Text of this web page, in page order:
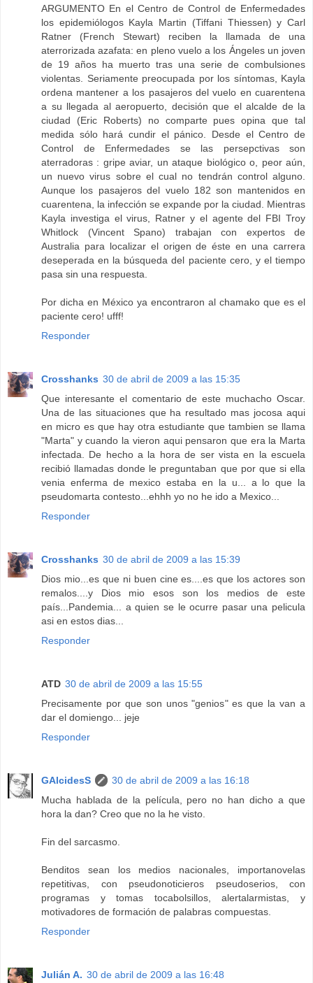
ARGUMENTO En el Centro de Control de Enfermedades
los epidemiólogos Kayla Martin (Tiffani Thiessen) y Carl
Ratner (French Stewart) reciben la llamada de una
aterrorizada azafata: en pleno vuelo a los Ángeles un joven
de 19 años ha muerto tras una serie de combulsiones
violentas. Seriamente preocupada por los síntomas, Kayla
ordena mantener a los pasajeros del vuelo en cuarentena
a su llegada al aeropuerto, decisión que el alcalde de la
ciudad (Eric Roberts) no comparte pues opina que tal
medida sólo hará cundir el pánico. Desde el Centro de
Control de Enfermedades se las persepctivas son
aterradoras : gripe aviar, un ataque biológico o, peor aún,
un nuevo virus sobre el cual no tendrán control alguno.
Aunque los pasajeros del vuelo 182 son mantenidos en
cuarentena, la infección se expande por la ciudad. Mientras
Kayla investiga el virus, Ratner y el agente del FBI Troy
Whitlock (Vincent Spano) trabajan con expertos de
Australia para localizar el origen de éste en una carrera
deseperada en la búsqueda del paciente cero, y el tiempo
pasa sin una respuesta.
Por dicha en México ya encontraron al chamako que es el
paciente cero! ufff!
Responder
Crosshanks 30 de abril de 2009 a las 15:35
Que interesante el comentario de este muchacho Oscar.
Una de las situaciones que ha resultado mas jocosa aqui
en micro es que hay otra estudiante que tambien se llama
"Marta" y cuando la vieron aqui pensaron que era la Marta
infectada. De hecho a la hora de ser vista en la escuela
recibió llamadas donde le preguntaban que por que si ella
venia enferma de mexico estaba en la u... a lo que la
pseudomarta contesto...ehhh yo no he ido a Mexico...
Responder
Crosshanks 30 de abril de 2009 a las 15:39
Dios mio...es que ni buen cine es....es que los actores son
remalos....y Dios mio esos son los medios de este
país...Pandemia... a quien se le ocurre pasar una pelicula
asi en estos dias...
Responder
ATD 30 de abril de 2009 a las 15:55
Precisamente por que son unos "genios" es que la van a
dar el domiengo... jeje
Responder
GAlcidesS
30 de abril de 2009 a las 16:18
Mucha hablada de la película, pero no han dicho a que
hora la dan? Creo que no la he visto.
Fin del sarcasmo.
Benditos sean los medios nacionales, importanovelas
repetitivas, con pseudonoticieros pseudoserios, con
programas y tomas tocabolsillos, alertalarmistas, y
motivadores de formación de palabras compuestas.
Responder
Julián A. 30 de abril de 2009 a las 16:48